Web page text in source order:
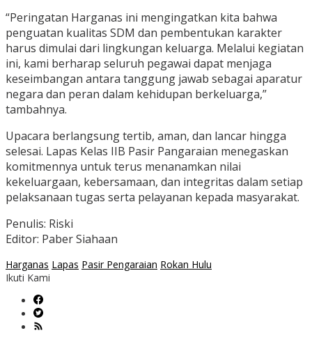
“Peringatan Harganas ini mengingatkan kita bahwa
penguatan kualitas SDM dan pembentukan karakter
harus dimulai dari lingkungan keluarga. Melalui kegiatan
ini, kami berharap seluruh pegawai dapat menjaga
keseimbangan antara tanggung jawab sebagai aparatur
negara dan peran dalam kehidupan berkeluarga,”
tambahnya.
Upacara berlangsung tertib, aman, dan lancar hingga
selesai. Lapas Kelas IIB Pasir Pangaraian menegaskan
komitmennya untuk terus menanamkan nilai
kekeluargaan, kebersamaan, dan integritas dalam setiap
pelaksanaan tugas serta pelayanan kepada masyarakat.
Penulis: Riski
Editor: Paber Siahaan
Harganas Lapas Pasir Pengaraian Rokan Hulu
Ikuti Kami